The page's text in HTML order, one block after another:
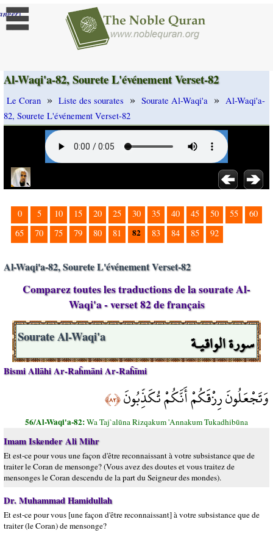
]
Al-Waqi'a-82, Sourete L'événement Verset-82
Le Coran » Liste des sourates » Sourate Al-Waqi'a » Al-Waqi'a-
82, Sourete L'événement Verset-82
0 5 10 15 20 25 30 35 40 45 50 55
60
65
70 75 79 80 81 82 83 84 85 92
Al-Waqi'a-82, Sourete L'événement Verset-82
Comparez toutes les traductions de la sourate Al-
Waqi'a - verset 82 de français
سورة الواقيـة Sourate Al-Waqi'a
Bismi Allāhi Ar-Raĥmāni Ar-Raĥīmi
وَتَجْعَلُونَ رِزْقَكُمْ أَنَّكُمْ تُكَذِّبُونَ﴿٨٢﴾
56/Al-Waqi'a-82:Wa Taj`alūna Rizqakum 'Annakum Tukadhibūna
Imam Iskender Ali Mihr
Et est-ce pour vous une façon d'être reconnaissant à votre subsistance que de
traiter le Coran de mensonge? (Vous avez des doutes et vous traitez de
mensonges le Coran descendu de la part du Seigneur des mondes).
Dr. Muhammad Hamidullah
Et est-ce pour vous [une façon d'être reconnaissant] à votre subsistance que de
traiter (le Coran) de mensonge?